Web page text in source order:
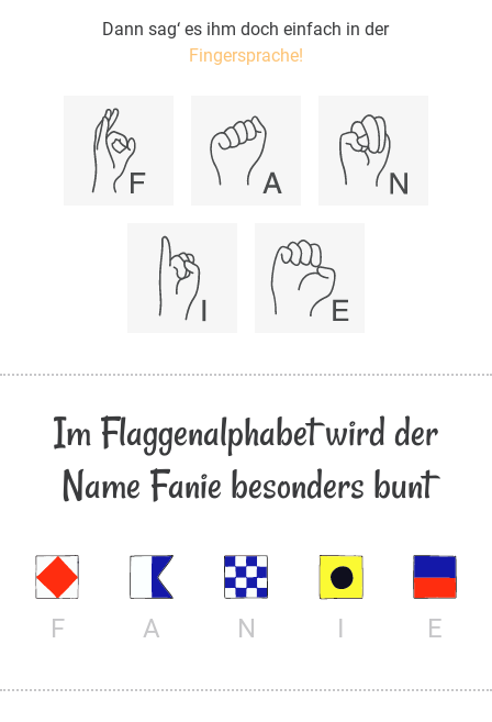
Dann sag‘ es ihm doch einfach in der
Fingersprache!
Im Flaggenalphabet wird der
Name Fanie besonders bunt
F A N I E